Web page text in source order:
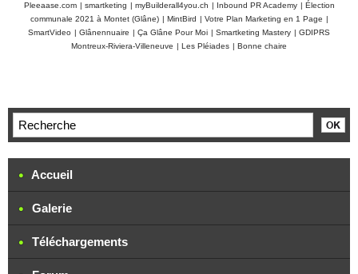
Pleeaase.com | smartketing | myBuilderall4you.ch | Inbound PR Academy | Élection
communale 2021 à Montet (Glâne) | MintBird | Votre Plan Marketing en 1 Page |
SmartVideo | Glânennuaire | Ça Glâne Pour Moi | Smartketing Mastery | GDIPRS
Montreux-Riviera-Villeneuve | Les Pléiades | Bonne chaire
Accueil
Galerie
Téléchargements